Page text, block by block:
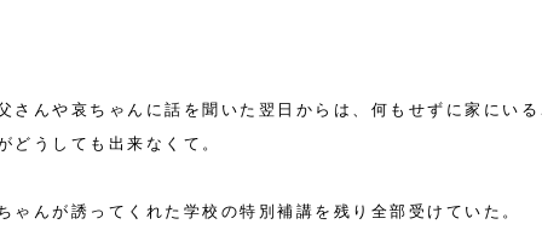
さんや哀ちゃんに話を聞いた翌日からは、何もせずに家にい
どうしても出来なくて。
ゃんが誘ってくれた学校の特別補講を残り全部受けていた。